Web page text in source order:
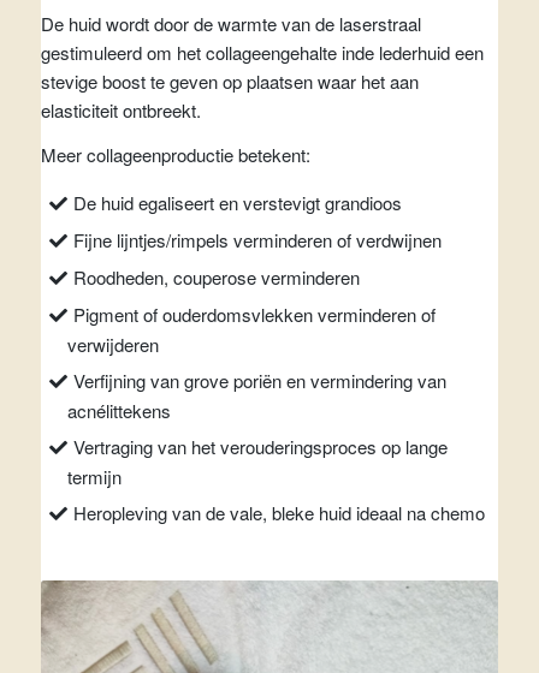
De huid wordt door de warmte van de laserstraal
gestimuleerd om het collageengehalte inde lederhuid een
stevige boost te geven op plaatsen waar het aan
elasticiteit ontbreekt.
Meer collageenproductie betekent:
De huid egaliseert en verstevigt grandioos
Fijne lijntjes/rimpels verminderen of verdwijnen
Roodheden, couperose verminderen
Pigment of ouderdomsvlekken verminderen of
verwijderen
Verfijning van grove poriën en vermindering van
acnélittekens
Vertraging van het verouderingsproces op lange
termijn
Heropleving van de vale, bleke huid ideaal na chemo